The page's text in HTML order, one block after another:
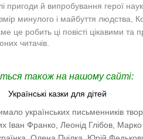
пригоди й випробування герої
минулого і майбуття людства,
це робить ці повісті цікавими та
читачів.
також на нашому сайті:
Українські казки для дітей
українських письменників
Іван Франко, Леонід Глібов,